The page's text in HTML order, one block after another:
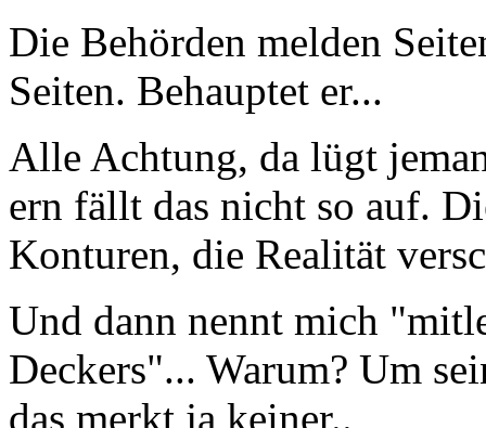
Die Behörden melden
Seiten. Behauptet er...
Alle Achtung, da lügt
ern fällt das nicht so auf.
Konturen, die Realität
Und dann nennt mich
Deckers"... Warum? Um
das merkt ja keiner..